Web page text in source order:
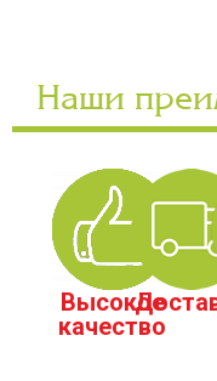
Наши
Высокое
качество